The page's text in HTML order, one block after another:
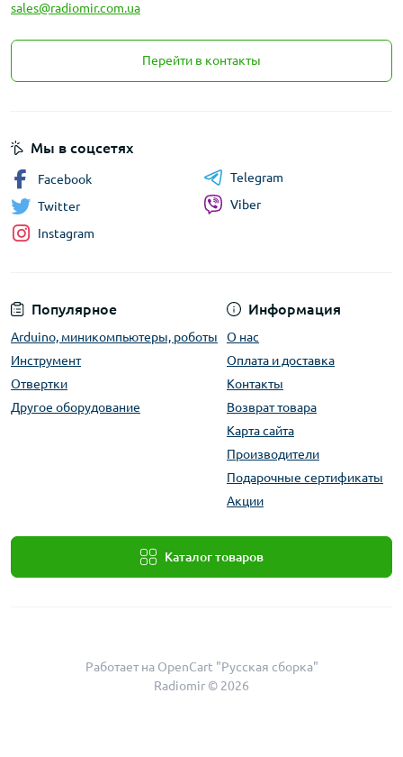
sales@radiomir.com.ua
Перейти в контакты
Популярное
Arduino, миникомпьютеры, роботы
Инструмент
Отвертки
Другое оборудование
Информация
О нас
Оплата и доставка
Контакты
Возврат товара
Карта сайта
Производители
Подарочные сертификаты
Акции
Каталог товаров
Мы в соцсетях
Facebook
Twitter
Instagram
Telegram
Viber
Работает на OpenCart "Русская сборка"
Radiomir © 2026